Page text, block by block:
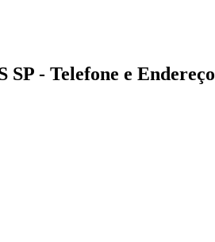
- Telefone e Endereço